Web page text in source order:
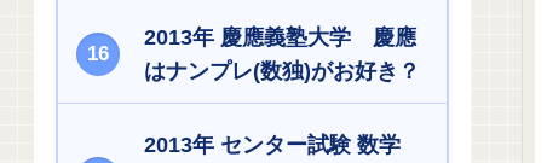
2013年 慶應義塾大学 慶應
はナンプレ(数独)がお好き？
2013年 センター試験 数学